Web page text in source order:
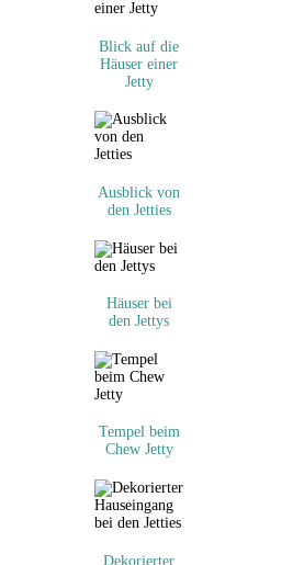
Blick auf die
Häuser einer
Jetty
Ausblick von
den Jetties
Häuser bei
den Jettys
Tempel beim
Chew Jetty
Dekorierter